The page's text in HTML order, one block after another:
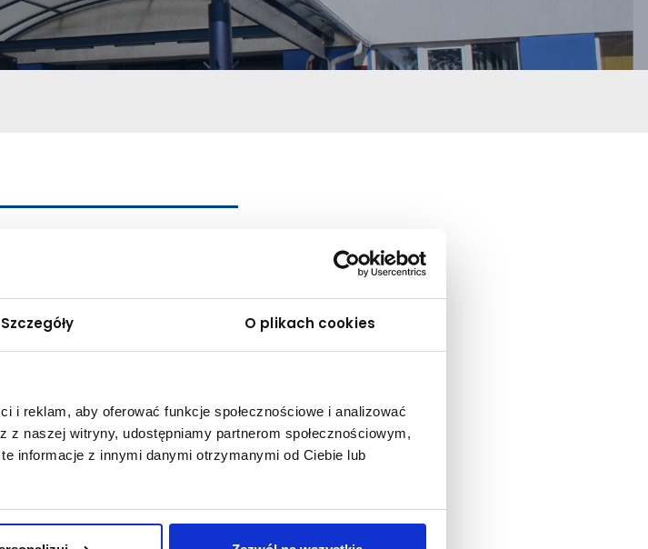
Szczegóły O plikach cookies
i reklam, aby oferować funkcje społecznościowe i analizować
naszej witryny, udostępniamy partnerom społecznościowym,
informacje z innymi danymi otrzymanymi od Ciebie lub
uwzględnieniem kosztów i korzyści
Credit scoring, Ekonometria i
Metody ilościowe w